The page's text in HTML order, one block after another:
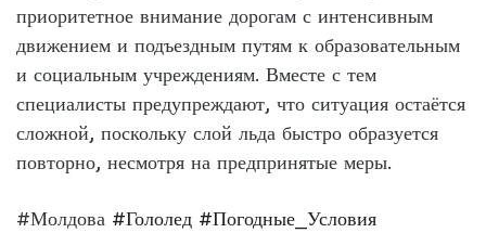
приоритетное внимание дорогам с интенсивным
движением и подъездным путям к образовательным
и социальным учреждениям. Вместе с тем
специалисты предупреждают, что ситуация остаётся
сложной, поскольку слой льда быстро образуется
повторно, несмотря на предпринятые меры.
#Молдова #Гололед #Погодные_Условия